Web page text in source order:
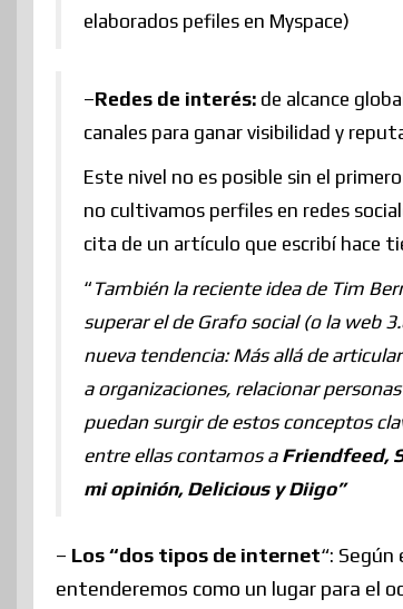
elaborados pefiles en Myspace)
–Redes de interés: de alcance
canales para ganar visibilidad y
Este nivel no es posible sin el
no cultivamos perfiles en redes
cita de un artículo que escribí hace
“ También la reciente idea de Tim
superar el de Grafo social (o la web
nueva tendencia: Más allá de
a organizaciones, relacionar
puedan surgir de estos conceptos
entre ellas contamos a Friendfeed,
mi opinión, Delicious y Diigo”
– Los “dos tipos de internet“:
entenderemos como un lugar para el